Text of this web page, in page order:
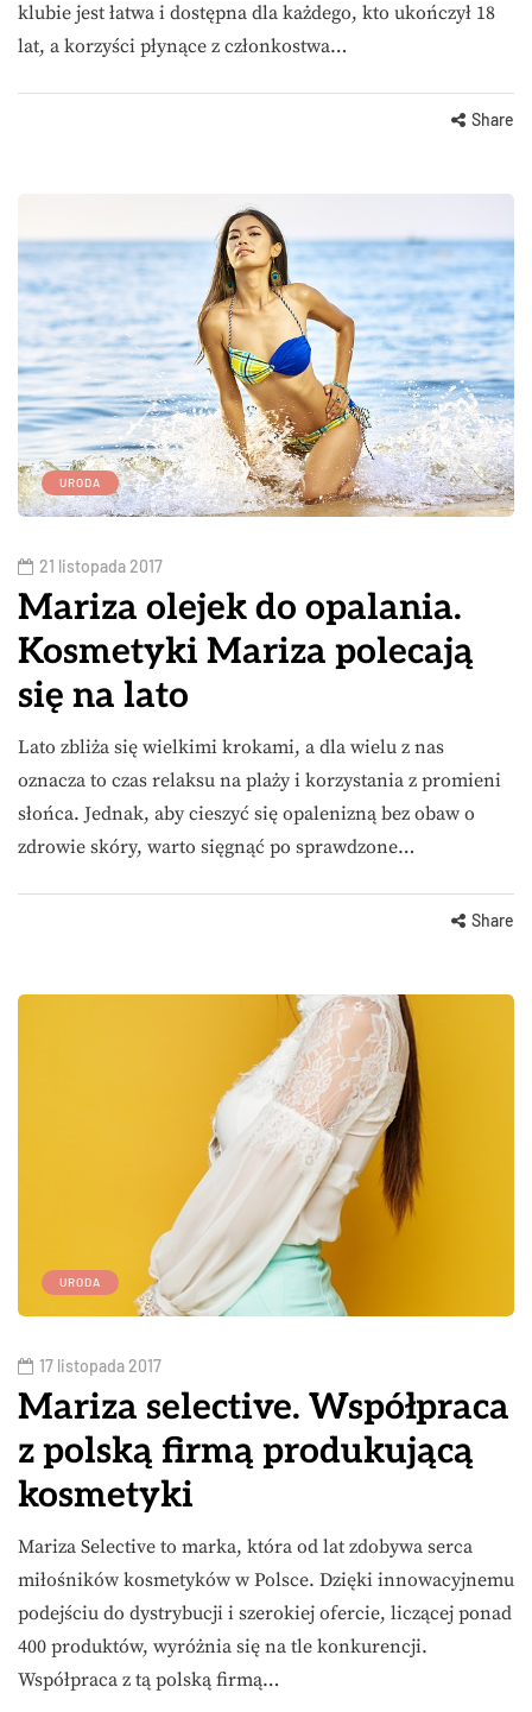
klubie jest łatwa i dostępna dla każdego, kto ukończył 18
lat, a korzyści płynące z członkostwa…
Share
URODA
21 listopada 2017
Mariza olejek do opalania.
Kosmetyki Mariza polecają
się na lato
Lato zbliża się wielkimi krokami, a dla wielu z nas
oznacza to czas relaksu na plaży i korzystania z promieni
słońca. Jednak, aby cieszyć się opalenizną bez obaw o
zdrowie skóry, warto sięgnąć po sprawdzone…
Share
URODA
17 listopada 2017
Mariza selective. Współpraca
z polską firmą produkującą
kosmetyki
Mariza Selective to marka, która od lat zdobywa serca
miłośników kosmetyków w Polsce. Dzięki innowacyjnemu
podejściu do dystrybucji i szerokiej ofercie, liczącej ponad
400 produktów, wyróżnia się na tle konkurencji.
Współpraca z tą polską firmą…